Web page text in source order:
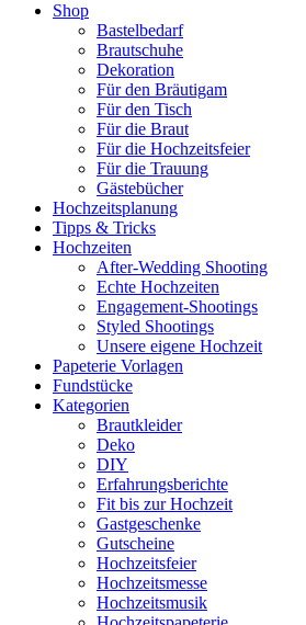
Shop
Bastelbedarf
Brautschuhe
Dekoration
Für den Bräutigam
Für den Tisch
Für die Braut
Für die Hochzeitsfeier
Für die Trauung
Gästebücher
Hochzeitsplanung
Tipps & Tricks
Hochzeiten
After-Wedding Shooting
Echte Hochzeiten
Engagement-Shootings
Styled Shootings
Unsere eigene Hochzeit
Papeterie Vorlagen
Fundstücke
Kategorien
Brautkleider
Deko
DIY
Erfahrungsberichte
Fit bis zur Hochzeit
Gastgeschenke
Gutscheine
Hochzeitsfeier
Hochzeitsmesse
Hochzeitsmusik